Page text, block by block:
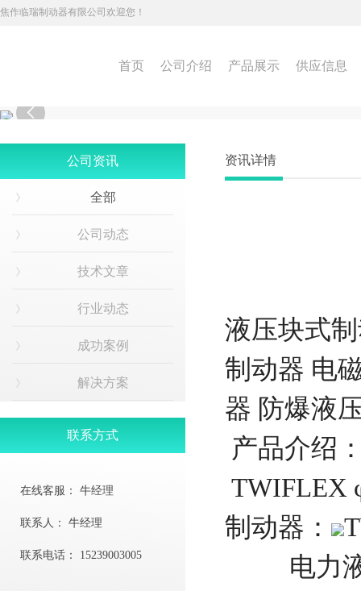
焦作临瑞制动器有限公司欢迎您！
首页 公司介绍 产品展示 供应信息

公司资讯
全部
公司动态
技术文章
行业动态
成功案例
解决方案
联系方式
在线客服： 牛经理
联系人： 牛经理
联系电话： 15239003005
资讯详情
液压块式
制动器 电
器 防爆液
产品介绍
TWIFLEX
制动器：
电力液